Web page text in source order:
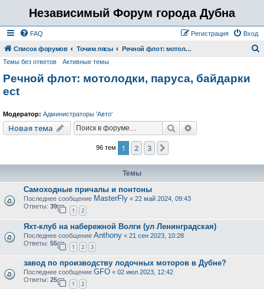
Независимый Форум города Дубна
FAQ Вход
Регистрация
Список форумов Точим лясы Речной флот: мотолодки, паруса, байдарки ect
Темы без ответов Активные темы
Речной флот: мотолодки, паруса, байдарки
ect
Модератор: Администраторы 'Авто'
Новая тема Поиск
96 тем 1 2 3
Темы
Самоходные причалы и понтоны
Последнее сообщение MasterFly « 22 май 2024, 09:43
Ответы: 39
1 2
Яхт-клуб на набережной Волги (ул Ленинградская)
Последнее сообщение Anthony « 21 сен 2023, 10:28
Ответы: 55
1 2 3
завод по производству лодочных моторов в Дубне?
Последнее сообщение GFO « 02 июл 2023, 12:42
Ответы: 25
1 2